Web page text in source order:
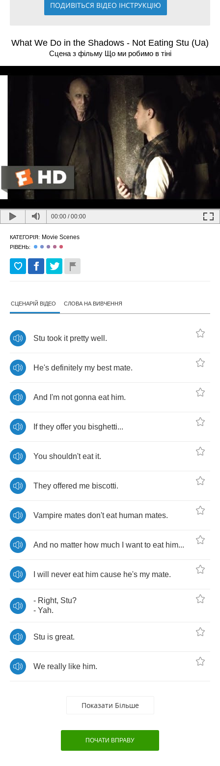
ПОДИВІТЬСЯ ВІДЕО ІНСТРУКЦІЮ
What We Do in the Shadows - Not Eating Stu (Ua)
Сцена з фільму Що ми робимо в тiнi
00:00 /00:00
КАТЕГОРІЯ: Movie Scenes
РІВЕНЬ:
СЦЕНАРІЙ ВІДЕО СЛОВА НА ВИВЧЕННЯ
Stu took it pretty well .
He's definitely my best mate.
And I'm not gonna eat him.
If they offer you bisghetti...
You shouldn't eat it.
They offered me biscotti.
Vampire mates don't eat human mates.
And no matter how much want to eat him...
will never eat him cause he's my mate.
- Right, Stu?
- Yah.
Stu is great.
We really like him.
Показати Більше
ПОЧАТИ ВПРАВУ